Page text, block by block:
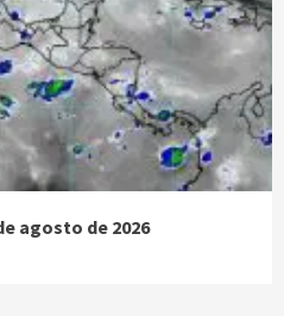
agosto de 2026